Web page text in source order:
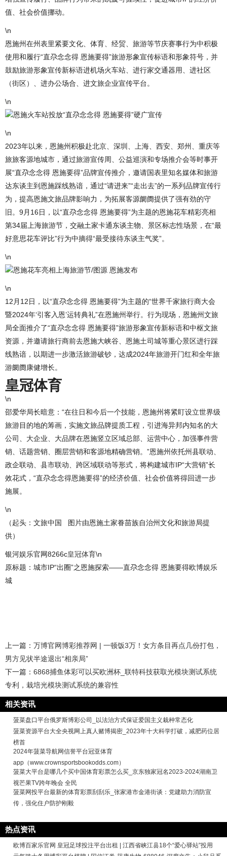
值、社会价值挪动。
\n
恩施州在州表里紧要文化、体育、经贸、旅游等节庆赛事行为中积极
使用和履行“直尕念念得 恩施要得”旅游形象宣传标语和形象符号，并
鼓励旅游形象宣传新标语进机场火车站、进行家交通器用、进社区
（街区）、进办公场合、进文旅企业宣传平台。
\n
恩施火车站投放“直尕念念得 恩施要得”硬广宣传
\n
2023年以来，恩施州积极赴北京、深圳、上海、西安、郑州、重庆等
旅旅客源地城市，通过旅游宣传周、公益巡演和专场推介会等时事开
展“直尕念念得 恩施要得”品牌宣传推介，邀请国表里知名媒体和旅游
达东谈主到恩施踩线熟谙，通过“请进来”“走出去”的一系列品牌宣传行
为，提高恩施文旅品牌影响力，为拓展客源阛阓提供了强有劲的守
旧。9月16日，以“直尕念念得 恩施要得”为主题的恩施花车精彩亮相
第34届上海旅游节，交融土家卡通东谈主物、景区标志性场景，在“最
好意思花车评比”行为中摘得“最受接待东谈主气奖”。
\n
恩施花车亮相上海旅游节/图源 恩施发布
\n
12月12日，以“直尕念念得 恩施要得”为主题的“世界千家旅行商大会
暨2024年‘引客入恩’运转典礼”在恩施州举行。行为现场，恩施州文旅
局全面推介了“直尕念念得 恩施要得”旅游形象宣传新标语和中枢文旅
资源，并邀请旅行商前去恩施大峡谷、恩施土司城等重心景区进行踩
线熟谙，以期进一步激活旅游破钞，达成2024年旅游开门红和全年旅
游阛阓康健增长。
皇冠体育
\n
邵爱华局长暗意：“在往日和今后一个技能，恩施州将紧盯设立世界级
旅游目的地的筹画，实施文旅品牌提质工程，引进海异邦内知名的大
公司、大企业、大品牌在恩施竖立区域总部、运营中心，加强事件营
销、话题营销、圈层营销和客源地精确营销。”恩施州依托州县联动、
政企联动、县市联动、跨区域联动等形式，将构建城市IP“大营销”长
效花式，“直尕念念得恩施要得”的经济价值、社会价值将得回进一步
施展。
\n
（起头：文旅中国 图片由恩施土家眷苗族自治州文化和旅游局提
供）
银河娱乐官网8266c皇冠体育\n
原标题：城市IP“出圈”之恩施探索——直尕念念得 恩施要得欧博娱乐
城
上一篇： 万博官网博彩推荐网 | 一顿饭3万！女方条目再点几份打包，
男方见状半途退出“相亲局”
下一篇： 6868捕鱼体彩可以买欧洲杯_联特科技获取光模块测试系统
专利，栽培光模块测试系统的兼容性
相关资讯
菠菜盘口平台俄罗斯博彩公司_以法治方式保证爱国主义栽种常态化
菠菜资源平台大全央视网上真人赌博揭密_2023年十大科学打破，减肥药位居
榜首
2024年菠菜导航网信誉平台冠亚体育
app（www.crownsportsbookodds.com）
菠菜大平台是哪几个买中国体育彩票怎么买_京东独家冠名2023-2024湖南卫
视芒果TV跨年晚会 全民
菠菜网投平台最新的体育彩票刮刮乐_张家港市金港街谈：党建助力消防宣
传，强化住户防护刚毅
热点资讯
欧博百家乐官网 皇冠足球投注平台出租 | 江西省峡江县18个“爱心驿站”投用